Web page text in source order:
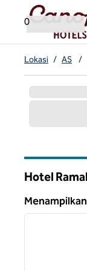
Lompati ke Konten
0
Lokasi / AS /
Hotel
Menampilkan
1 dari 11